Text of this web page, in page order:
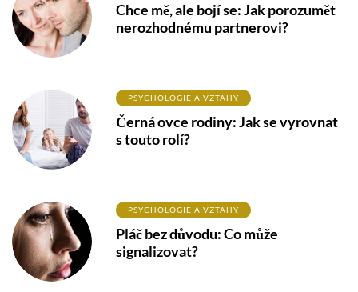
Chce mě, ale bojí se: Jak porozumět
nerozhodnému partnerovi?
PSYCHOLOGIE A VZTAHY
Černá ovce rodiny: Jak se vyrovnat
s touto rolí?
PSYCHOLOGIE A VZTAHY
Pláč bez důvodu: Co může
signalizovat?